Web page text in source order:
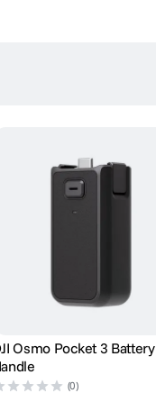
Osmo Pocket 3 Battery
(0)